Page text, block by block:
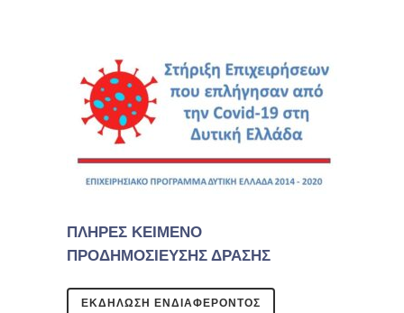
ΠΛΗΡΕΣ ΚΕΙΜΕΝΟ
ΠΡΟΔΗΜΟΣΙΕΥΣΗΣ ΔΡΑΣΗΣ
ΕΚΔΗΛΩΣΗ ΕΝΔΙΑΦΕΡΟΝΤΟΣ